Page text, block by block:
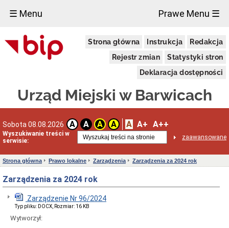
☰ Menu Prawe Menu ☰
Strona główna Instrukcja
Redakcja
Rejestr zmian
Statystyki stron
Deklaracja dostępności
Urząd Miejski w Barwicach
Sobota 08.08.2026 A A A A A A+ A++
Wyszukiwanie treści w
serwisie:
zaawansowane
Wybory
Referendum
ogólnokrajowe
Wybory
Prezydenta
Rzeczypospolitej
Polskiej
Wybory
do
Europejskiego
do
Sejmu
Senatu
Strona główna Prawo lokalne Zarządzenia Zarządzenia za 2024 rok
Zarządzenia za 2024 rok
Zarządzenie Nr 96/2024
Typ pliku: DOCX, Rozmiar: 16 KB
Wytworzył:
×